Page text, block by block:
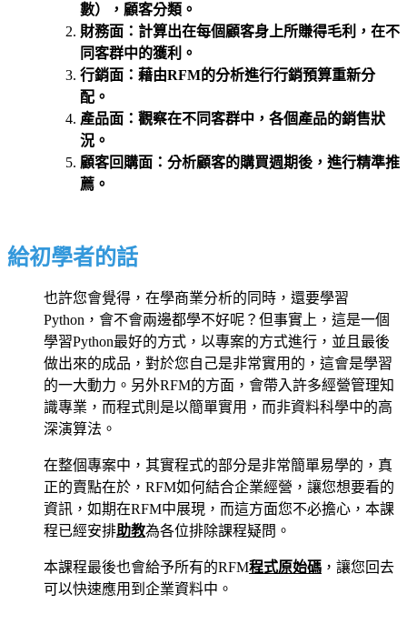
數），顧客分類。
財務面：計算出在每個顧客身上所賺得毛利，在不
同客群中的獲利。
行銷面：藉由RFM的分析進行行銷預算重新分
配。
產品面：觀察在不同客群中，各個產品的銷售狀
況。
顧客回購面：分析顧客的購買週期後，進行精準推
薦。
給初學者的話
也許您會覺得，在學商業分析的同時，還要學習
Python，會不會兩邊都學不好呢？但事實上，這是一個
學習Python最好的方式，以專案的方式進行，並且最後
做出來的成品，對於您自己是非常實用的，這會是學習
的一大動力。另外RFM的方面，會帶入許多經營管理知
識專業，而程式則是以簡單實用，而非資料科學中的高
深演算法。
在整個專案中，其實程式的部分是非常簡單易學的，真
正的賣點在於，RFM如何結合企業經營，讓您想要看的
資訊，如期在RFM中展現，而這方面您不必擔心，本課
程已經安排助教為各位排除課程疑問。
本課程最後也會給予所有的RFM程式原始碼 ，讓您回去
可以快速應用到企業資料中。